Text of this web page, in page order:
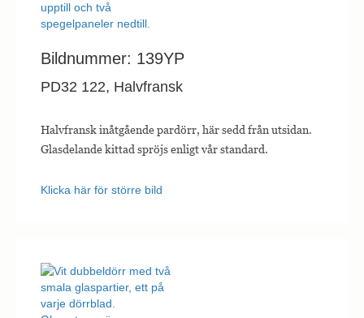
Bildnummer: 139YP
PD32 122, Halvfransk
Halvfransk inåtgående pardörr, här sedd från utsidan.
Glasdelande kittad spröjs enligt vår standard.
Klicka här för större bild